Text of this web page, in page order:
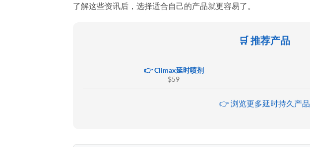
了解这些资讯后，选择适合自己的产品就更容易了。
🛒 推荐产品
👉 Climax延时喷剂
$59
👉 浏览更多延时持久产品